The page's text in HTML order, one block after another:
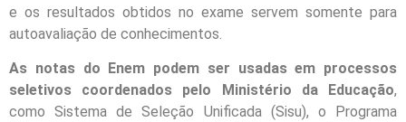
e os resultados obtidos no exame servem somente para
autoavaliação de conhecimentos.
As notas do Enem podem ser usadas em processos
seletivos coordenados pelo Ministério da Educação,
como Sistema de Seleção Unificada (Sisu), o Programa